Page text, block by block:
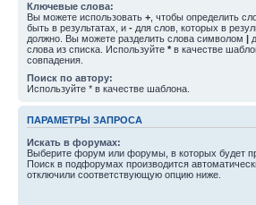
Ключевые слова:
Вы можете использовать + , чтобы определить
быть в результатах, и - для слов, которых в
должно. Вы можете разделить слова символом |
слова из списка. Используйте * в качестве
совпадения.
Поиск по автору:
Используйте * в качестве шаблона.
ПАРАМЕТРЫ ЗАПРОСА
Искать в форумах:
Выберите форум или форумы, в которых будет
Поиск в подфорумах производится
отключили соответствующую опцию ниже.